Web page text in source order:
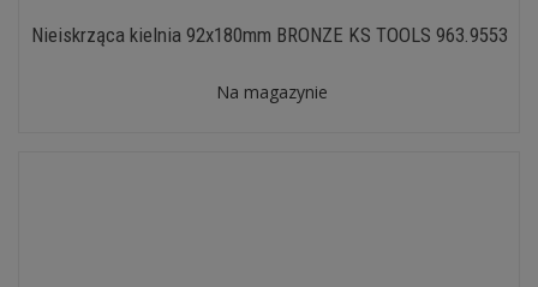
Nieiskrząca kielnia 92x180mm BRONZE KS TOOLS 963.9553
Na magazynie